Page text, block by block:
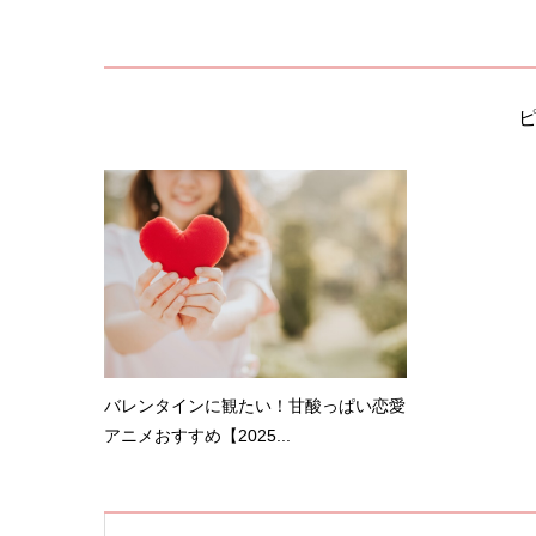
バレンタインに観たい！甘酸っぱい恋愛
アニメおすすめ【2025...